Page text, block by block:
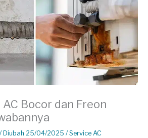
Bocor dan Freon
/ Diubah 25/04/2025 / Service AC